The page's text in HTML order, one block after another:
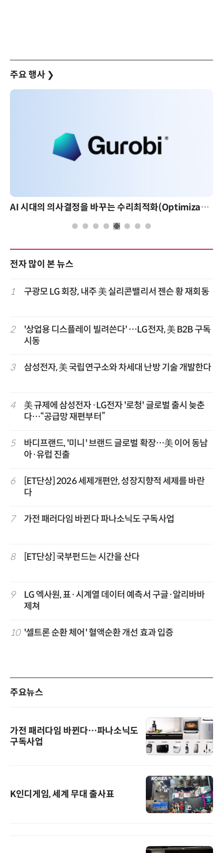
주요 행사 ❯
AI 시대의 의사결정을 바꾸는 수리최적화(Optimization): 실제 산업 적용 사례와 활용 전략
전자 많이 본 뉴스
1 구광모 LG 회장, 내주 美 실리콘밸리서 젠슨 황 재회동
2
'상업용 디스플레이 빌려쓴다' …LG전자, 美 B2B 구독
시동
3 삼성전자, 美 국립연구소와 차세대 난방 기술 개발한다
4
美 규제에 삼성전자·LG전자 '로청' 글로벌 출시 늦춘
다…“공급망 재편부터”
5
바디프랜드, '미니' 브랜드 글로벌 확장…美 이어 동남
아·유럽 진출
6
[ET단상] 2026 세제개편안, 성장지향적 세제를 바란
다
7 가전 패러다임 바뀐다 파나소닉도 구독사업
8 [ET단상] 국부펀드는 시간을 산다
9
LG 엑사원, 표·시계열 데이터 예측서 구글·알리바바
제쳐
10 '셀트론 순환 체어' 혈액순환 개선 효과 입증
주요뉴스
가전 패러다임 바뀐다…파나소닉도
구독사업
K인디게임, 세계 무대 출사표